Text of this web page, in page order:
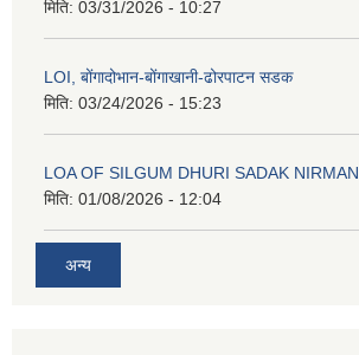
मिति: 03/31/2026 - 10:27
LOI, बोंगादोभान-बोंगाखानी-ढोरपाटन सडक
मिति: 03/24/2026 - 15:23
LOA OF SILGUM DHURI SADAK NIRMAN
मिति: 01/08/2026 - 12:04
अन्य